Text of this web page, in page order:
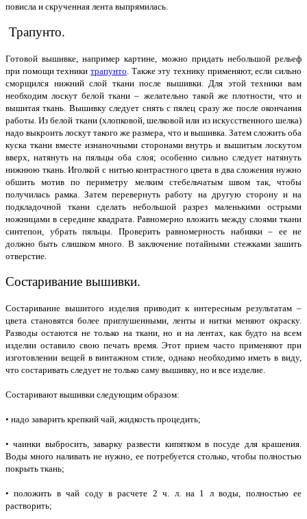
повисла и скрученная лента выпрямилась.
Трапунто.
Готовой вышивке, например картине, можно придать небольшой рельеф
при помощи техники трапунто . Также эту технику применяют, если сильно
сморщился нижний слой ткани после вышивки. Для этой техники вам
необходим лоскут белой ткани – желательно такой же плотности, что и
вышитая ткань. Вышивку следует снять с пялец сразу же после окончания
работы. Из белой ткани (хлопковой, шелковой или из искусственного шелка)
надо выкроить лоскут такого же размера, что и вышивка. Затем сложить оба
куска ткани вместе изнаночными сторонами внутрь и вышитым лоскутом
вверх, натянуть на пяльцы оба слоя; особенно сильно следует натянуть
нижнюю ткань. Иголкой с нитью контрастного цвета в два сложения нужно
обшить мотив по периметру мелким стебельчатым швом так, чтобы
получилась рамка. Затем перевернуть работу на другую сторону и на
подкладочной ткани сделать небольшой разрез маленькими острыми
ножницами в середине квадрата. Равномерно вложить между слоями ткани
синтепон, убрать пяльцы. Проверить равномерность набивки – ее не
должно быть слишком много. В заключение потайными стежками зашить
отверстие.
Состаривание вышивки.
Состаривание вышитого изделия приводит к интересным результатам –
цвета становятся более приглушенными, ленты и нитки меняют окраску.
Разводы остаются не только на ткани, но и на лентах, как будто на всем
изделии оставило свою печать время. Этот прием часто применяют при
изготовлении вещей в винтажном стиле, однако необходимо иметь в виду,
что состаривать следует не только саму вышивку, но и все изделие.
Состаривают вышивки следующим образом:
• надо заварить крепкий чай, жидкость процедить;
• чаинки выбросить, заварку развести кипятком в посуде для крашения.
Воды много наливать не нужно, ее потребуется столько, чтобы полностью
покрыть ткань;
• положить в чай соду в расчете 2 ч. л. на 1 л воды, полностью ее
растворить;